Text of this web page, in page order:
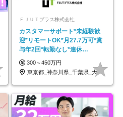
ＦＪＵＴプラス株式会社
カスタマーサポート*未経験歓
迎*リモートOK*月27.7万可*賞
与年2回*転勤なし*連休
OK/ZE010232
300～450万円
東京都_神奈川県_千葉県_大阪府_愛知県…